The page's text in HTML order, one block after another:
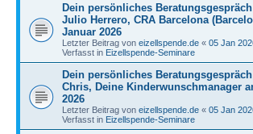
Dein persönliches
Julio Herrero, CRA Barcelona
Januar 2026
Letzter Beitrag von eizellspende.de « 05 Jan
Verfasst in Eizellspende-Seminare
Dein persönliches
Chris, Deine Kinderwunschmanager
2026
Letzter Beitrag von eizellspende.de « 05 Jan
Verfasst in Eizellspende-Seminare